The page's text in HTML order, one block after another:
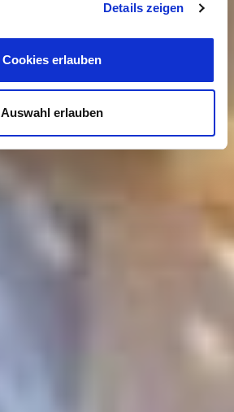
Details zeigen
Cookies erlauben
Auswahl erlauben